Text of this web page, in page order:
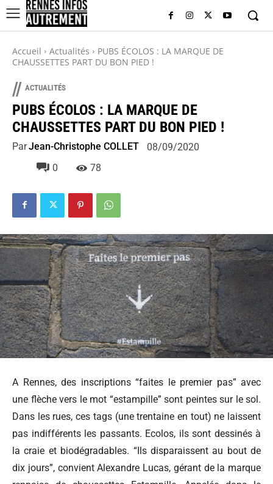
Accueil Actualités
PUBS ÉCOLOS : LA MARQUE DE
CHAUSSETTES PART DU BON PIED !
// ACTUALITÉS
PUBS ÉCOLOS : LA MARQUE DE
CHAUSSETTES PART DU BON PIED !
ParJean-Christophe COLLET
08/09/2020
0
78
A Rennes, des inscriptions “faites le premier pas” avec
une flèche vers le mot “estampille” sont peintes sur le sol.
Dans les rues, ces tags (une trentaine en tout) ne laissent
pas indifférents les passants. Ecolos, ils sont dessinés à
la craie et biodégradables. “Ils disparaissent au bout de
dix jours”, convient Alexandre Lucas, gérant de la marque